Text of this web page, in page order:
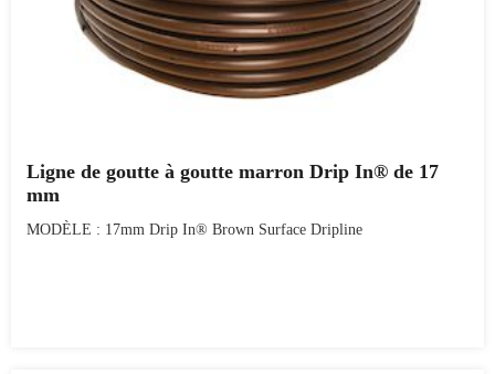
Ligne de goutte à goutte marron Drip In® de 17
mm
MODÈLE : 17mm Drip In® Brown Surface Dripline